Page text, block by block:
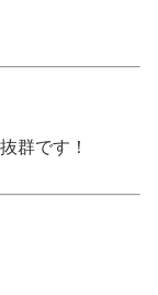
群です！